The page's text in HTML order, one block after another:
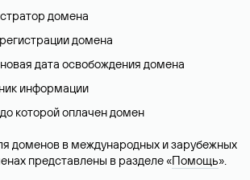
домена
домена
дата освобождения домена
информации
которой оплачен домен
доменов в международных и зарубежных
представлены в разделе «Помощь».